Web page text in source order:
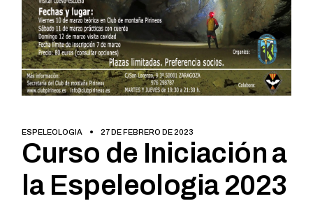
ESPELEOLOGIA 27 DE FEBRERO DE 2023
Curso de Iniciación a
la Espeleologia 2023